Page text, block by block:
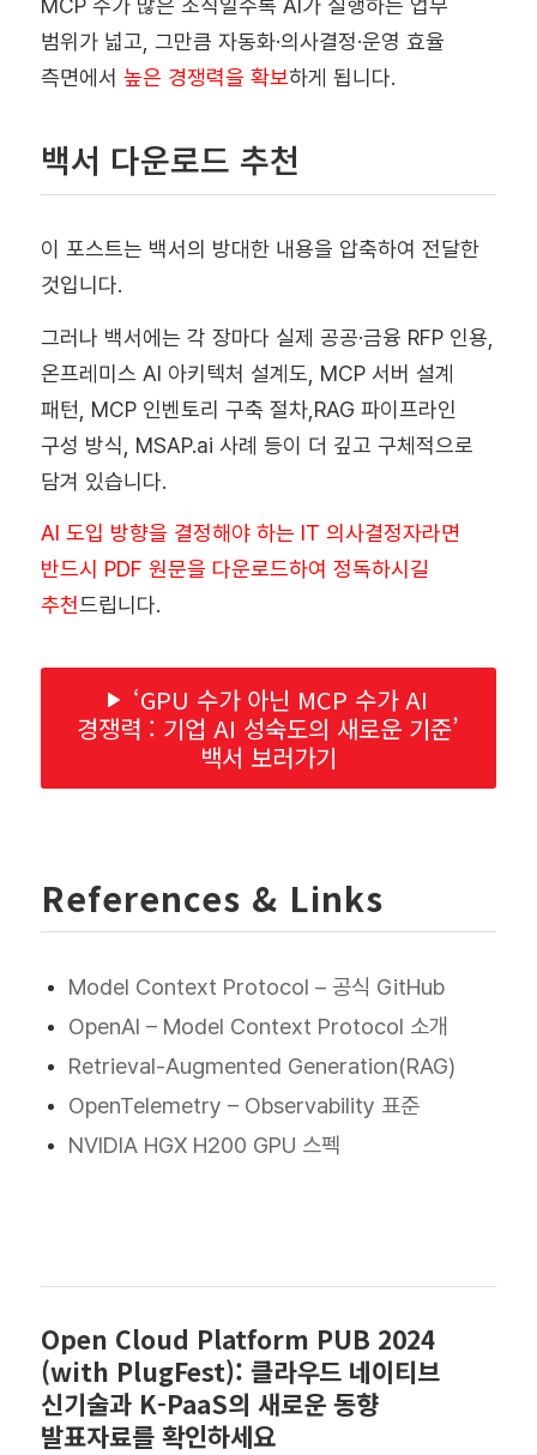
MCP 수가 많은 조직일수록 AI가 실행하는 업무
범위가 넓고, 그만큼 자동화·의사결정·운영 효율
측면에서 높은 경쟁력을 확보하게 됩니다.
백서 다운로드 추천
이 포스트는 백서의 방대한 내용을 압축하여 전달한
것입니다.
그러나 백서에는 각 장마다 실제 공공·금융 RFP 인용,
온프레미스 AI 아키텍처 설계도, MCP 서버 설계
패턴, MCP 인벤토리 구축 절차,RAG 파이프라인
구성 방식, MSAP.ai 사례 등이 더 깊고 구체적으로
담겨 있습니다.
AI 도입 방향을 결정해야 하는 IT 의사결정자라면
반드시 PDF 원문을 다운로드하여 정독하시길
추천드립니다.
‘GPU 수가 아닌 MCP 수가 AI
경쟁력 : 기업 AI 성숙도의 새로운 기준’
백서 보러가기
References & Links
Model Context Protocol – 공식 GitHub
OpenAI – Model Context Protocol 소개
Retrieval-Augmented Generation(RAG)
OpenTelemetry – Observability 표준
NVIDIA HGX H200 GPU 스펙
Open Cloud Platform PUB 2024
(with PlugFest): 클라우드 네이티브
신기술과 K-PaaS의 새로운 동향
발표자료를 확인하세요